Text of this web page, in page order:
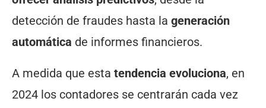
detección de fraudes hasta la generación
automática de informes financieros.
A medida que esta tendencia evoluciona, en
2024 los contadores se centrarán cada vez